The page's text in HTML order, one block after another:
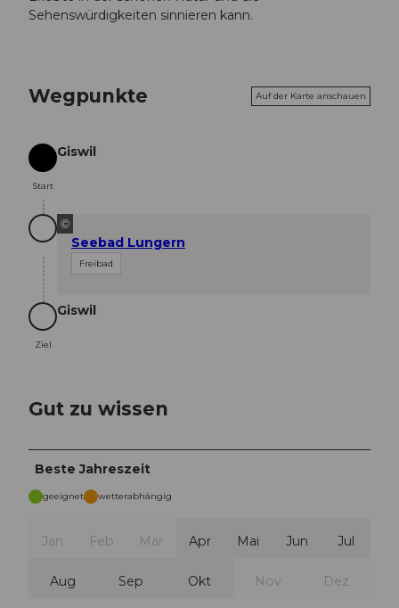
Sehenswürdigkeiten sinnieren kann.
Wegpunkte Auf der Karte anschauen
Start
Start
Giswil
©
Seebad Lungern
Freibad
Ziel
Ziel
Giswil
Gut zu wissen
Beste Jahreszeit
geeignet wetterabhängig
Jan Feb Mär Apr Mai Jun Jul
Aug Sep Okt Nov Dez